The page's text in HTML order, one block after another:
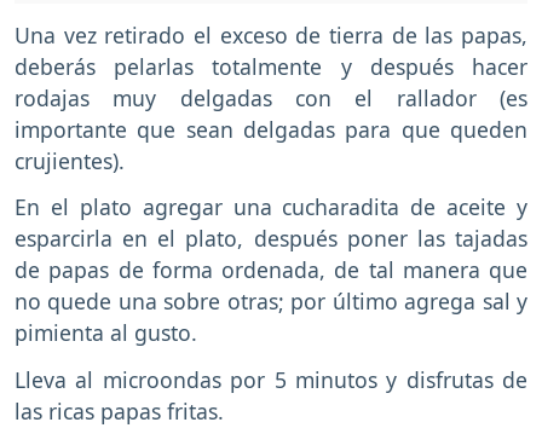
Una vez retirado el exceso de tierra de las papas,
deberás pelarlas totalmente y después hacer
rodajas muy delgadas con el rallador (es
importante que sean delgadas para que queden
crujientes).
En el plato agregar una cucharadita de aceite y
esparcirla en el plato, después poner las tajadas
de papas de forma ordenada, de tal manera que
no quede una sobre otras; por último agrega sal y
pimienta al gusto.
Lleva al microondas por 5 minutos y disfrutas de
las ricas papas fritas.